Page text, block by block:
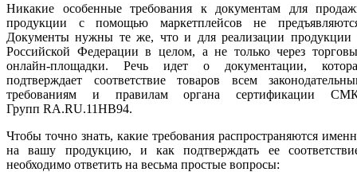
Никакие особенные требования к документам для
продукции с помощью маркетплейсов не
Документы нужны те же, что и для реализации продукции
Российской Федерации в целом, а не только через
онлайн-площадки. Речь идет о документации,
подтверждает соответствие товаров всем
требованиям и правилам органа сертификации
Групп RA.RU.11НВ94.
Чтобы точно знать, какие требования распространяются
на вашу продукцию, и как подтверждать ее
необходимо ответить на весьма простые вопросы: